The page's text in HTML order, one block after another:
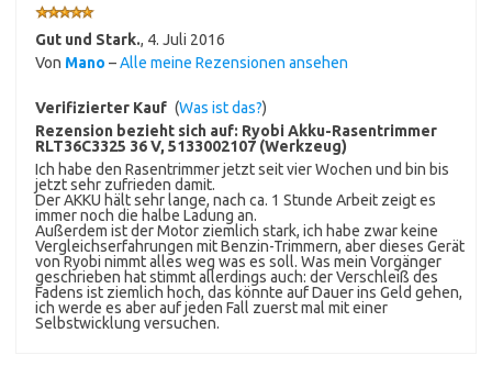
Gut und Stark., 4. Juli 2016
Von Mano –Alle meine Rezensionen ansehen
Verifizierter Kauf (Was ist das?)
Rezension bezieht sich auf: Ryobi Akku-Rasentrimmer
RLT36C3325 36 V, 5133002107 (Werkzeug)
Ich habe den Rasentrimmer jetzt seit vier Wochen und bin bis
jetzt sehr zufrieden damit.
Der AKKU hält sehr lange, nach ca. 1 Stunde Arbeit zeigt es
immer noch die halbe Ladung an.
Außerdem ist der Motor ziemlich stark, ich habe zwar keine
Vergleichserfahrungen mit Benzin-Trimmern, aber dieses Gerät
von Ryobi nimmt alles weg was es soll. Was mein Vorgänger
geschrieben hat stimmt allerdings auch: der Verschleiß des
Fadens ist ziemlich hoch, das könnte auf Dauer ins Geld gehen,
ich werde es aber auf jeden Fall zuerst mal mit einer
Selbstwicklung versuchen.